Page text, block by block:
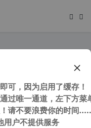
可，因为启用了缓存！
过唯一通道，左下方菜
请不要浪费你的时间
用户不提供服务